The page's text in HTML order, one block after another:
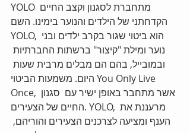
YOLO מתחברת לסגנון וקצב החיים
הקדחתני של הילדים והנוער בימינו. השם
YOLO, הוא ביטוי שגור בקרב ילדים ובני
נוער ומילת "קיצור" ברשתות החברתיות
ובמובייל, בהם הם מבלים מרבית שעות
היום. משמעות הביטוי You Only Live
Once, אשר מתחבר באופן ישיר עם  סגנון
החיים של הצעירים. YOLO, מרעננת את
הענף ומציעה לצרכנים הצעירים והוריהם,